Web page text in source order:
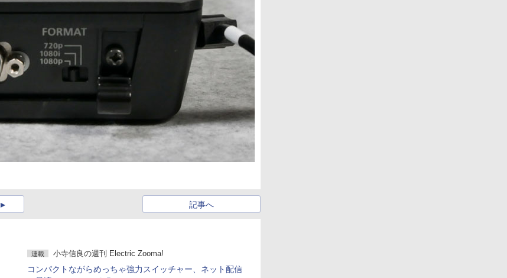
記事へ
連載 小寺信良の週刊 Electric Zooma!
コンパクトながらめっちゃ強力スイッチャー、ネット配信